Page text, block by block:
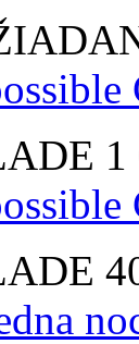
1